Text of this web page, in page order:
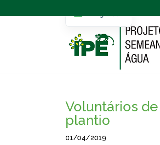
Voluntários
plantio
01/04/2019